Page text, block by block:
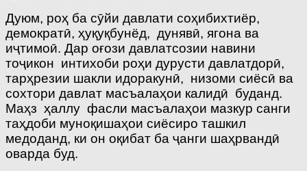
Дуюм, роҳ ба сӯйи давлати соҳибихтиёр,
демократӣ, ҳуқуқбунёд, дунявӣ, ягона ва
иҷтимоӣ. Дар оғози давлатсозии навини
тоҷикон интихоби роҳи дурусти давлатдорӣ,
тарҳрезии шакли идоракунӣ, низоми сиёсӣ ва
сохтори давлат масъалаҳои калидӣ буданд.
Маҳз ҳаллу фасли масъалаҳои мазкур санги
таҳдоби муноқишаҳои сиёсиро ташкил
медоданд, ки он оқибат ба ҷанги шаҳрвандӣ
оварда буд.